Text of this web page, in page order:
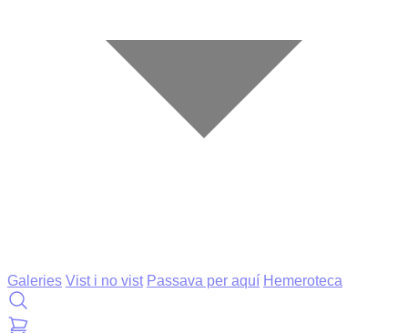
Galeries Vist i no vist Passava per aquí Hemeroteca